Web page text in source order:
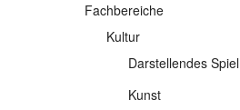
Fachbereiche
Kultur
Darstellendes Spiel
Kunst